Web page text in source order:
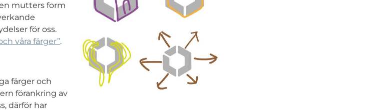
mutters form
för oss.
våra färger”.
färger och
förankring av
därför har